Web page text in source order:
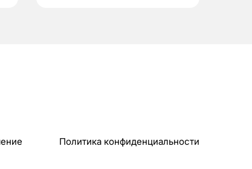
Политика конфиденциальности